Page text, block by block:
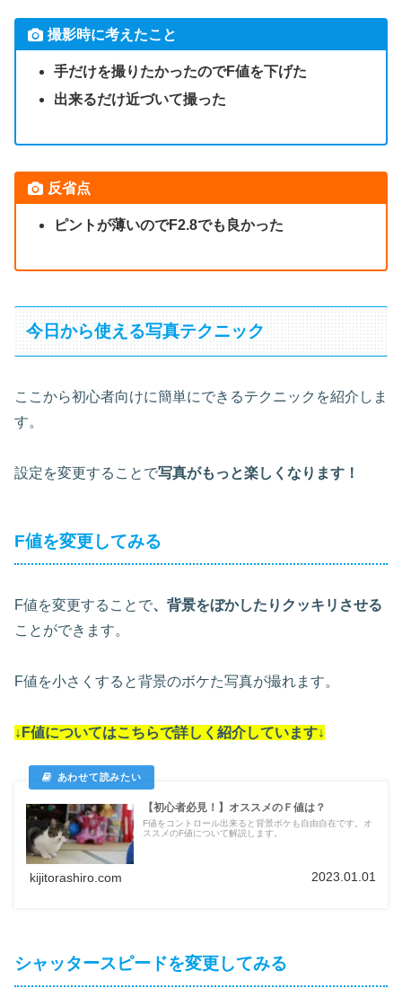
撮影時に考えたこと
手だけを撮りたかったのでF値を下げた
出来るだけ近づいて撮った
反省点
ピントが薄いのでF2.8でも良かった
今日から使える写真テクニック
ここから初心者向けに簡単にできるテクニックを紹介しま
す。
設定を変更することで写真がもっと楽しくなります！
F値を変更してみる
F値を変更することで、背景をぼかしたりクッキリさせる
ことができます。
F値を小さくすると背景のボケた写真が撮れます。
↓F値についてはこちらで詳しく紹介しています↓
【初心者必見！】オススメのＦ値は？
F値をコントロール出来ると背景ボケも自由自在です。オ
ススメのF値について解説します。
kijitorashiro.com 2023.01.01
シャッタースピードを変更してみる